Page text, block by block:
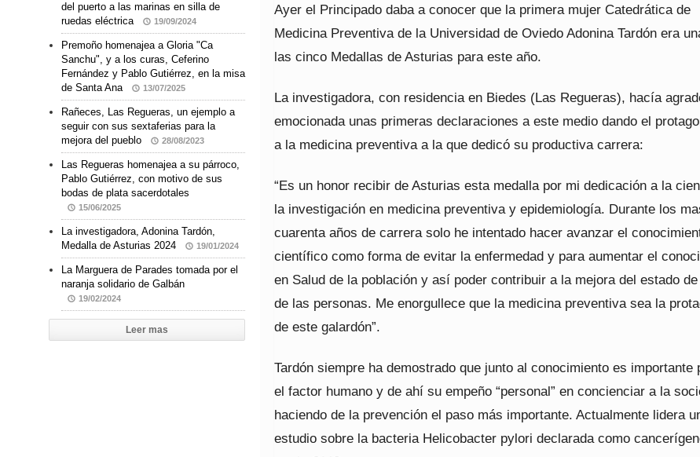
Ayer el Principado daba a conocer que la primera mujer Catedrática de
Medicina Preventiva de la Universidad de Oviedo Adonina Tardón era
las cinco Medallas de Asturias para este año.
La investigadora, con residencia en Biedes (Las Regueras), hacía
emocionada unas primeras declaraciones a este medio dando el
a la medicina preventiva a la que dedicó su productiva carrera:
“Es un honor recibir de Asturias esta medalla por mi dedicación a la
la investigación en medicina preventiva y epidemiología. Durante los
cuarenta años de carrera solo he intentado hacer avanzar el
científico como forma de evitar la enfermedad y para aumentar el
en Salud de la población y así poder contribuir a la mejora del estado
de las personas. Me enorgullece que la medicina preventiva sea la
de este galardón”.
Tardón siempre ha demostrado que junto al conocimiento es importante
el factor humano y de ahí su empeño “personal” en concienciar a la
haciendo de la prevención el paso más importante. Actualmente lidera
estudio sobre la bacteria Helicobacter pylori declarada como
del puerto a las marinas en silla de
ruedas eléctrica
19/09/2024
Premoño homenajea a Gloria "Ca
Sanchu", y a los curas, Ceferino
Fernández y Pablo Gutiérrez, en la misa
de Santa Ana
13/07/2025
Rañeces, Las Regueras, un ejemplo a
seguir con sus sextaferias para la
mejora del pueblo
28/08/2023
Las Regueras homenajea a su párroco,
Pablo Gutiérrez, con motivo de sus
bodas de plata sacerdotales
15/06/2025
La investigadora, Adonina Tardón,
Medalla de Asturias 2024
19/01/2024
La Marguera de Parades tomada por el
naranja solidario de Galbán
19/02/2024
Leer mas